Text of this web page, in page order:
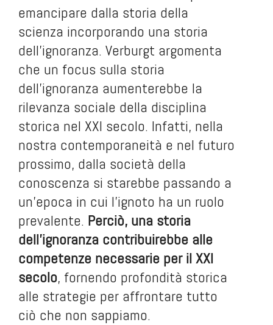
emancipare dalla storia della
scienza incorporando una storia
dell’ignoranza. Verburgt argomenta
che un focus sulla storia
dell’ignoranza aumenterebbe la
rilevanza sociale della disciplina
storica nel XXI secolo. Infatti, nella
nostra contemporaneità e nel futuro
prossimo, dalla società della
conoscenza si starebbe passando a
un’epoca in cui l’ignoto ha un ruolo
prevalente. Perciò, una storia
dell’ignoranza contribuirebbe alle
competenze necessarie per il XXI
secolo, fornendo profondità storica
alle strategie per affrontare tutto
ciò che non sappiamo.